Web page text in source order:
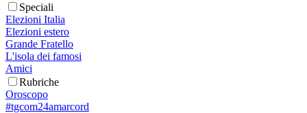
Speciali
Elezioni Italia
Elezioni estero
Grande Fratello
L'isola dei famosi
Amici
Rubriche
Oroscopo
#tgcom24amarcord